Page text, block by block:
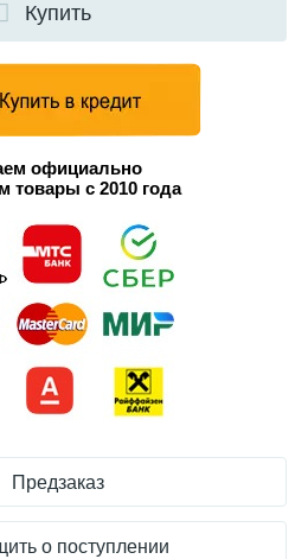
Купить
официально
товары с 2010 года
Предзаказ
о поступлении